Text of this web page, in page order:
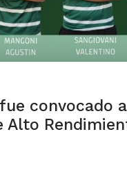
convocado
Alto